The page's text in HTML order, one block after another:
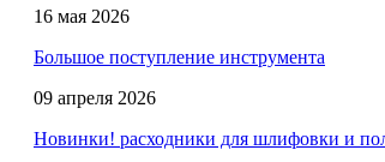
16 мая 2026
Большое поступление инструмента
09 апреля 2026
Новинки! расходники для шлифовки и